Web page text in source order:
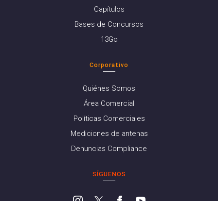
Capítulos
Bases de Concursos
13Go
Corporativo
Quiénes Somos
Área Comercial
Políticas Comerciales
Mediciones de antenas
Denuncias Compliance
SÍGUENOS